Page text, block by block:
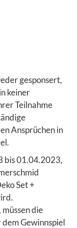
gesponsert,
keiner
Teilnahme
Ansprüchen in
bis 01.04.2023,
Set +
die
Gewinnspiel